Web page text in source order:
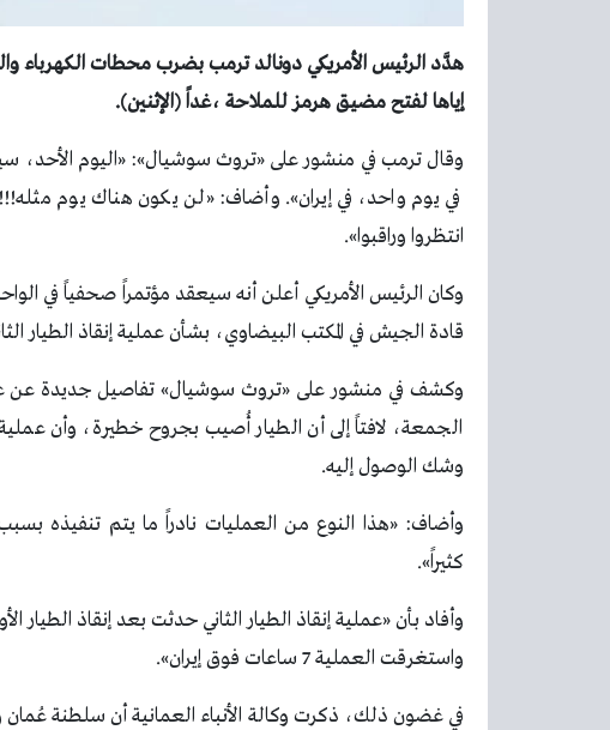
هدَّد الرئيس الأمريكي دونالد ترمب بضرب محطات الكهرباء
إياها لفتح مضيق هرمز للملاحة ،غداً (الإثنين).
وقال ترمب في منشور على «تروث سوشيال»: «اليوم الأحد،
في يوم واحد، في إيران». وأضاف: «لن يكون هناك يوم مثله!!!
انتظروا وراقبوا».
وكان الرئيس الأمريكي أعلن أنه سيعقد مؤتمراً صحفياً في
قادة الجيش في المكتب البيضاوي، بشأن عملية إنقاذ الطيار
الجمعة، لافتاً إلى أن الطيار أُصيب بجروح خطيرة، وأن
وشك الوصول إليه.
وأضاف: «هذا النوع من العمليات نادراً ما يتم تنفيذه بسبب
كثيراً».
وأفاد بأن «عملية إنقاذ الطيار الثاني حدثت بعد إنقاذ
واستغرقت العملية 7 ساعات فوق إيران».
في غضون ذلك، ذكرت وكالة الأنباء العمانية أن سلطنة عُمان